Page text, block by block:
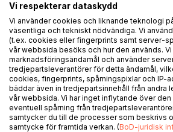
All visitors of Earth also
If they were perfect, they
futures here. We and our
The time war can only
seek to acquire or
want? In the chapter The
interdimensional visitors
is a revealing account of
Vi respekterar dataskydd
Vi använder cookies och liknande teknologi
väsentliga och tekniskt nödvändiga. Vi
(t.ex. cookies eller fingerprints samt server-
vår webbsida besöks och hur den används.
marknadsföringsändamål och använder
tredjepartsleverantörer för detta ändamål,
cookies, fingerprints, spårningspixlar och IP-
bäddar även in tredjepartsinnehåll från andra
vår webbsida. Vi har inget inflytande över
eventuell spårning från
samtycker du till de processer som beskrivs
samtycke för framtida verkan. (BoD-juridisk